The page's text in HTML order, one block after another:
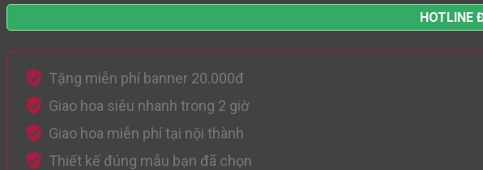
HOTLINE
Tặng miễn phí banner 20.000đ
Giao hoa siêu nhanh trong 2 giờ
Giao hoa miễn phí tại nội thành
Thiết kế đúng mẫu bạn đã chọn